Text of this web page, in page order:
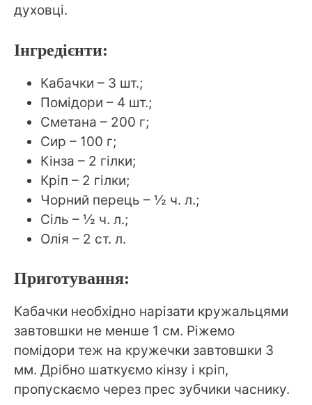
духовці.
Інгредієнти:
Кабачки – 3 шт.;
Помідори – 4 шт.;
Сметана – 200 г;
Сир – 100 г;
Кінза – 2 гілки;
Кріп – 2 гілки;
Чорний перець – ½ ч. л.;
Сіль – ½ ч. л.;
Олія – 2 ст. л.
Приготування:
Кабачки необхідно нарізати кружальцями
завтовшки не менше 1 см. Ріжемо
помідори теж на кружечки завтовшки 3
мм. Дрібно шаткуємо кінзу і кріп,
пропускаємо через прес зубчики часнику.